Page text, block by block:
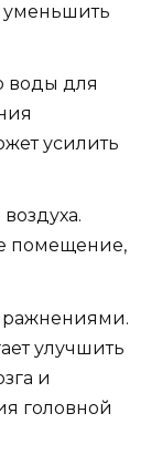
уменьшить
воды для
усилить
помещение,
улучшить
и
головной